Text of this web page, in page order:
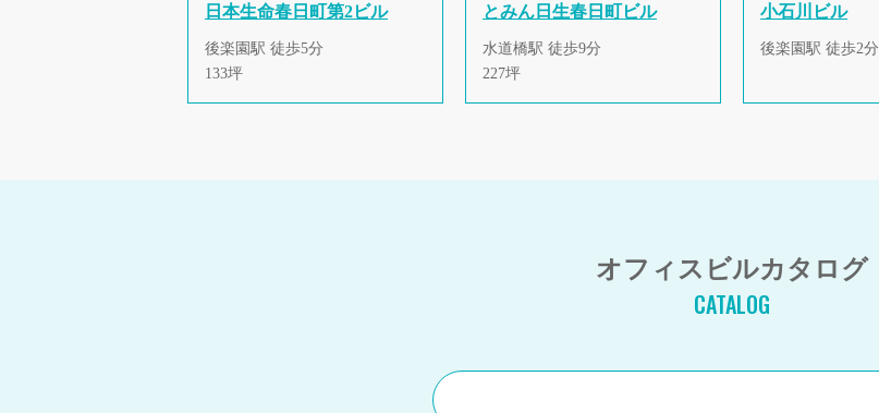
日本生命春日町第2ビル
後楽園駅 徒歩5分
133坪
とみん日生春日町ビル
水道橋駅 徒歩9分
227坪
小石川ビル
後楽園駅 徒歩2分
オフィスビルカタログ
CATALOG